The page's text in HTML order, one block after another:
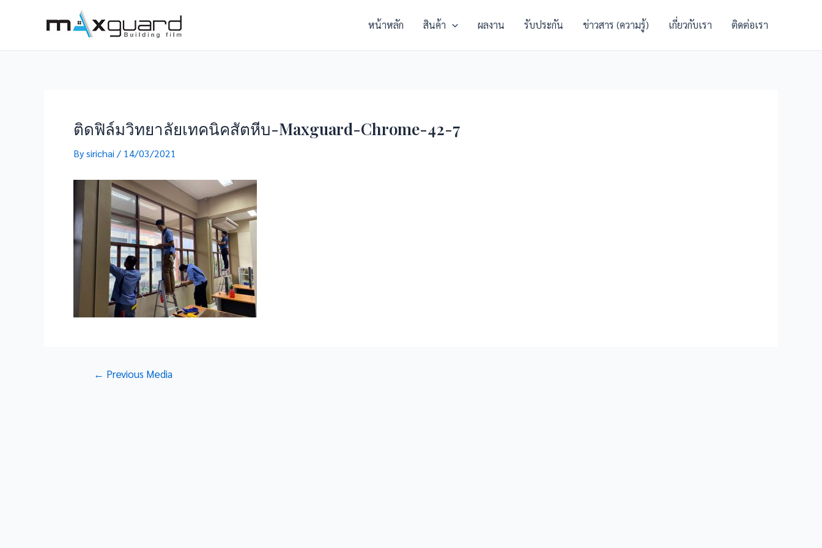
หน้าหลัก สินค้า ผลงาน รับประกัน ข่าวสาร (ความรู้) เกี่ยวกับเรา ติดต่อเรา
ติดฟิล์มวิทยาลัยเทคนิคสัตหีบ-Maxguard-Chrome-42-7
Bysirichai / 14/03/2021
Post← Previous Media